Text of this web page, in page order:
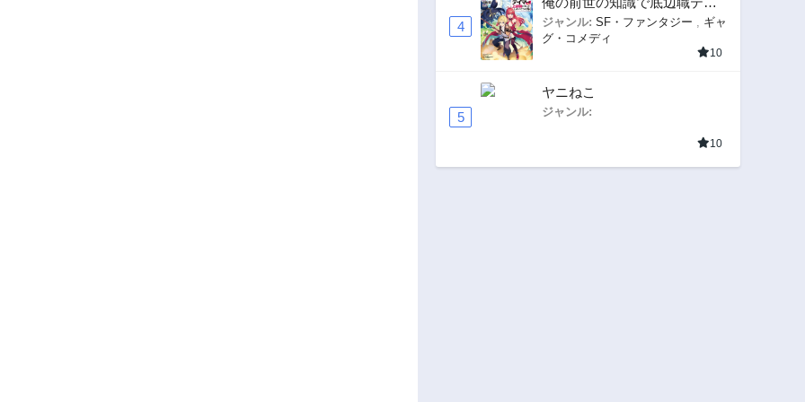
4
マーが上級職になってしまい
そうな件
ジャンル: SF・ファンタジー
ギャ
グ・コメディ
10
5
ヤニねこ
ジャンル:
10